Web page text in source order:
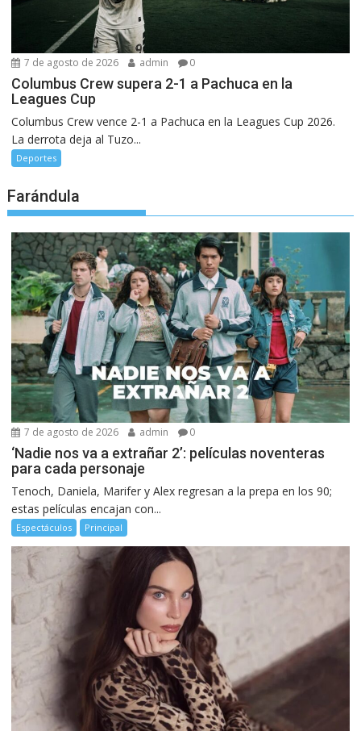
7 de agosto de 2026 admin 0
Columbus Crew supera 2-1 a Pachuca en la
Leagues Cup
Columbus Crew vence 2-1 a Pachuca en la Leagues Cup 2026.
La derrota deja al Tuzo...
Deportes
Farándula
7 de agosto de 2026 admin 0
‘Nadie nos va a extrañar 2’: películas noventeras
para cada personaje
Tenoch, Daniela, Marifer y Alex regresan a la prepa en los 90;
estas películas encajan con...
Espectáculos Principal